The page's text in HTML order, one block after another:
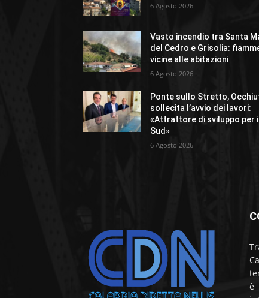
6 Agosto 2026
Vasto incendio tra Santa
del Cedro e Grisolia:
vicine alle abitazioni
6 Agosto 2026
Ponte sullo Stretto,
sollecita l’avvio dei lavori:
«Attrattore di sviluppo per il
Sud»
6 Agosto 2026
è